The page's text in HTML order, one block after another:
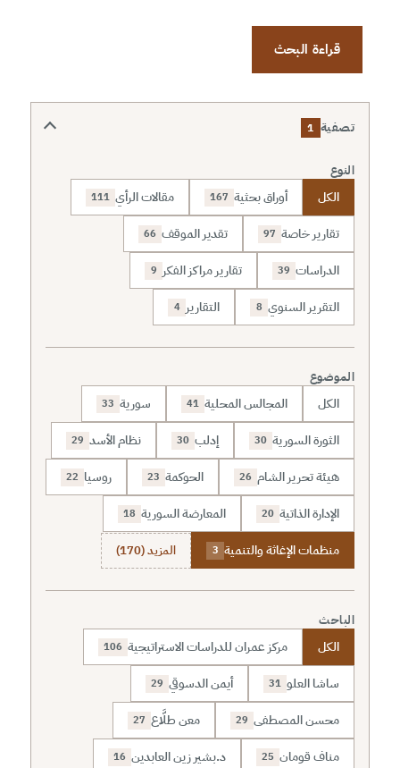
قراءة البحث
تصفية 1
النوع
الكل أوراق بحثية 167 مقالات الرأي 111
تقارير خاصة 97 تقدير الموقف 66
الدراسات 39 تقارير مراكز الفكر 9
التقرير السنوي 8 التقارير 4
الموضوع
الكل المجالس المحلية 41 سورية 33
الثورة السورية 30 إدلب 30 نظام الأسد 29
هيئة تحرير الشام 26 الحوكمة 23 روسيا 22
الإدارة الذاتية 20 المعارضة السورية 18
منظمات الإغاثة والتنمية 3 المزيد (170)
الباحث
الكل مركز عمران للدراسات الاستراتيجية 106
ساشا العلو 31 أيمن الدسوقي 29
محسن المصطفى 29 معن طلَّاع 27
مناف قومان 25 د.بشير زين العابدين 16